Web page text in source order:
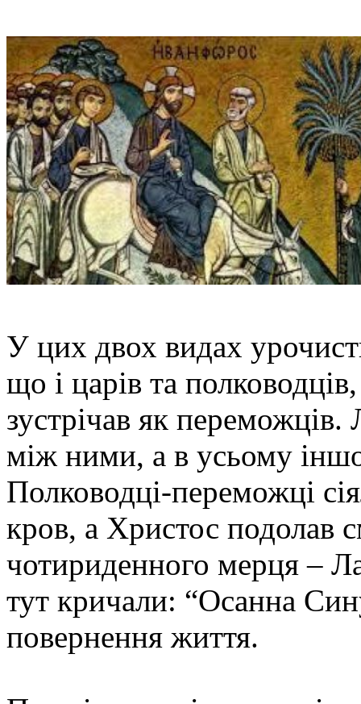
У цих двох видах
що і царів та
зустрічав як
між ними, а в усьому
Полководці-переможці
кров, а Христос подолав
чотириденного мерця –
тут кричали: “Осанна
повернення життя.